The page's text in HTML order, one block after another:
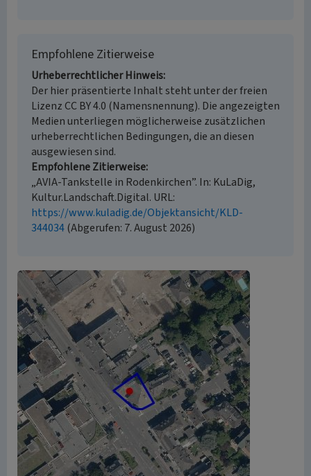
Empfohlene Zitierweise
Urheberrechtlicher Hinweis
Der hier präsentierte Inhalt steht unter der freien
Lizenz CC BY 4.0 (Namensnennung). Die angezeigten
Medien unterliegen möglicherweise zusätzlichen
urheberrechtlichen Bedingungen, die an diesen
ausgewiesen sind.
Empfohlene Zitierweise
„AVIA-Tankstelle in Rodenkirchen”. In: KuLaDig,
Kultur.Landschaft.Digital. URL:
https://www.kuladig.de/Objektansicht/KLD-
344034(Abgerufen: 7. August 2026)